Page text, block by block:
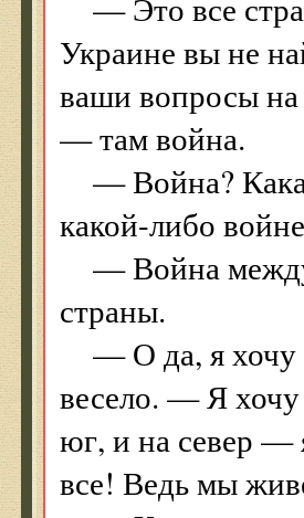
Украине вы не
ваши вопросы на
— там война.
— Война?
какой-либо
— Война
страны.
— О да, я хочу
весело. — Я хочу
юг, и на север —
все! Ведь мы